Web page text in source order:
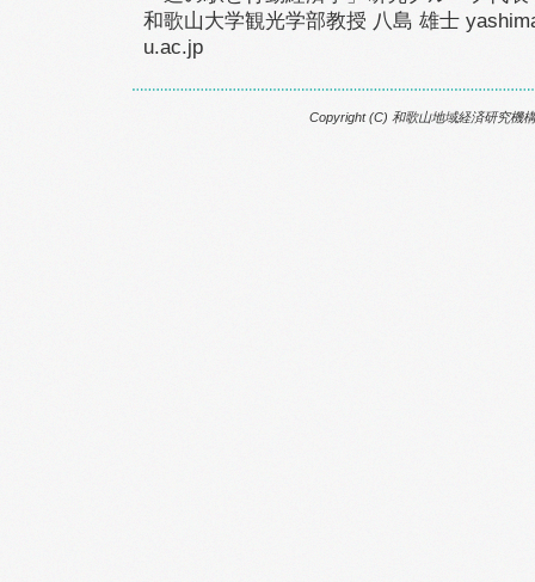
和歌山大学観光学部教授 八島 雄士
u.ac.jp
Copyright (C) 和歌山地域経済研究機